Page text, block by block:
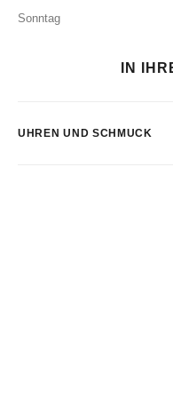
Sonntag
IN
UHREN UND SCHMUCK